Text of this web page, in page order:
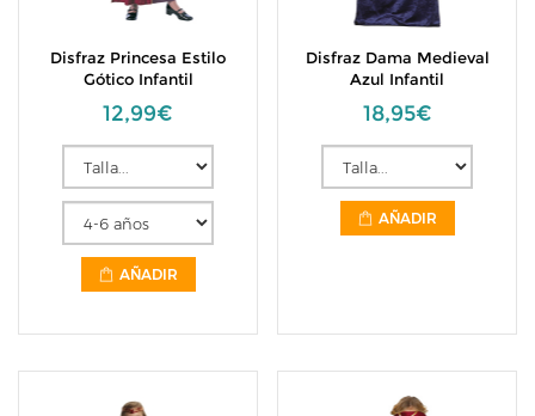
Disfraz Princesa Estilo
Gótico Infantil
12,99€
AÑADIR
Disfraz Dama Medieval
Azul Infantil
18,95€
AÑADIR